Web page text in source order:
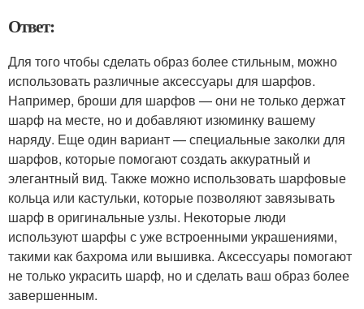
Ответ:
Для того чтобы сделать образ более стильным, можно
использовать различные аксессуары для шарфов.
Например, броши для шарфов — они не только держат
шарф на месте, но и добавляют изюминку вашему
наряду. Еще один вариант — специальные заколки для
шарфов, которые помогают создать аккуратный и
элегантный вид. Также можно использовать шарфовые
кольца или кастульки, которые позволяют завязывать
шарф в оригинальные узлы. Некоторые люди
используют шарфы с уже встроенными украшениями,
такими как бахрома или вышивка. Аксессуары помогают
не только украсить шарф, но и сделать ваш образ более
завершенным.